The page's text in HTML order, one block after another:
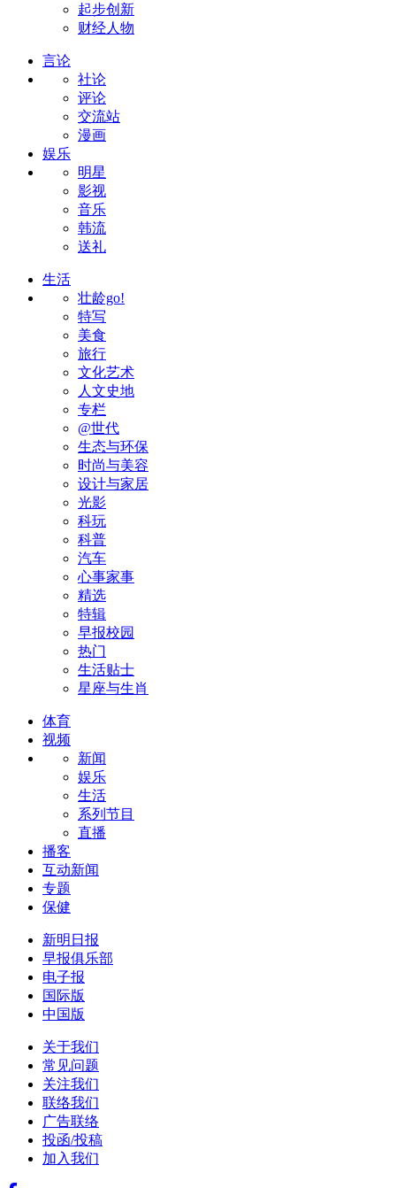
起步创新
财经人物
言论
社论
评论
交流站
漫画
娱乐
明星
影视
音乐
韩流
送礼
生活
壮龄go!
特写
美食
旅行
文化艺术
人文史地
专栏
@世代
生态与环保
时尚与美容
设计与家居
光影
科玩
科普
汽车
心事家事
精选
特辑
早报校园
热门
生活贴士
星座与生肖
体育
视频
新闻
娱乐
生活
系列节目
直播
播客
互动新闻
专题
保健
新明日报
早报俱乐部
电子报
国际版
中国版
关于我们
常见问题
关注我们
联络我们
广告联络
投函/投稿
加入我们